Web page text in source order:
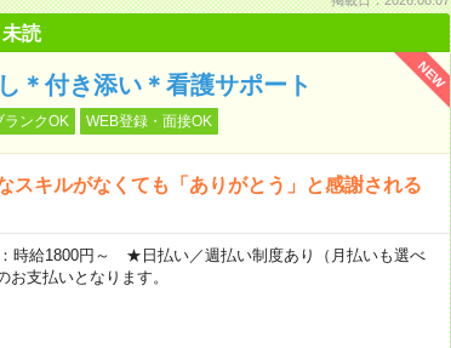
未読
NEW
＊付き添い＊看護サポート
ランクOK WEB登録・面接OK
スキルがなくても「ありがとう」と感謝される
時給1800円～ ★日払い／週払い制度あり（月払いも選べ
支払いとなります。